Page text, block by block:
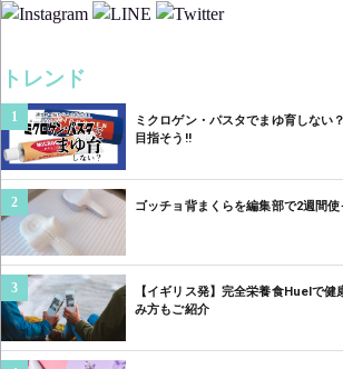
トレンド
1
ミクロゲン・パスタでまゆ育しない
目指そう‼︎
2 ゴッチョ背まくらを編集部で2週間
3
【イギリス発】完全栄養食Huelで
み方もご紹介